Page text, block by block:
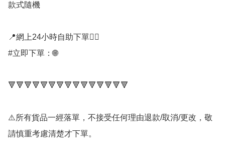
款式隨機
📍網上24小時自助下單👍🏻
#立即下單：🌐
🔻🔻🔻🔻🔻🔻🔻🔻🔻🔻🔻🔻🔻🔻🔻
⚠️所有貨品一經落單，不接受任何理由退款/取消/更改，敬
請慎重考慮清楚才下單。